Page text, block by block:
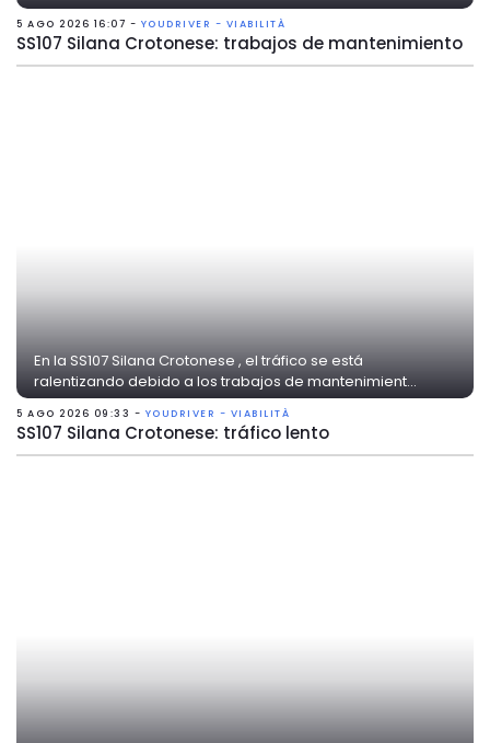
5 AGO 2026 16:07 - YOUDRIVER - VIABILITÀ
SS107 Silana Crotonese: trabajos de mantenimiento
En la SS107 Silana Crotonese , el tráfico se está
ralentizando debido a los trabajos de mantenimient...
5 AGO 2026 09:33 - YOUDRIVER - VIABILITÀ
SS107 Silana Crotonese: tráfico lento